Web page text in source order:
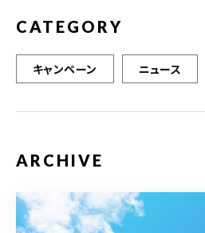
CATEGORY
キャンペーン ニュース
ARCHIVE